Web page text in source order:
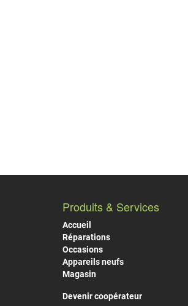
Produits & Services
Accueil
Réparations
Occasions
Appareils neufs
Magasin
Devenir coopérateur